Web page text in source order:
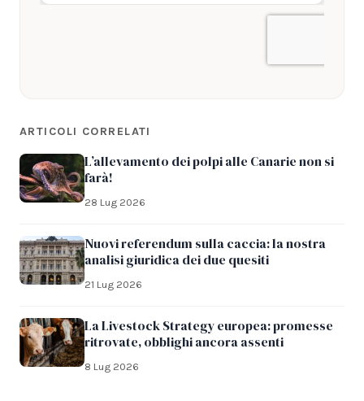
ARTICOLI CORRELATI
L’allevamento dei polpi alle Canarie non si
farà!
28 Lug 2026
Nuovi referendum sulla caccia: la nostra
analisi giuridica dei due quesiti
21 Lug 2026
La Livestock Strategy europea: promesse
ritrovate, obblighi ancora assenti
8 Lug 2026